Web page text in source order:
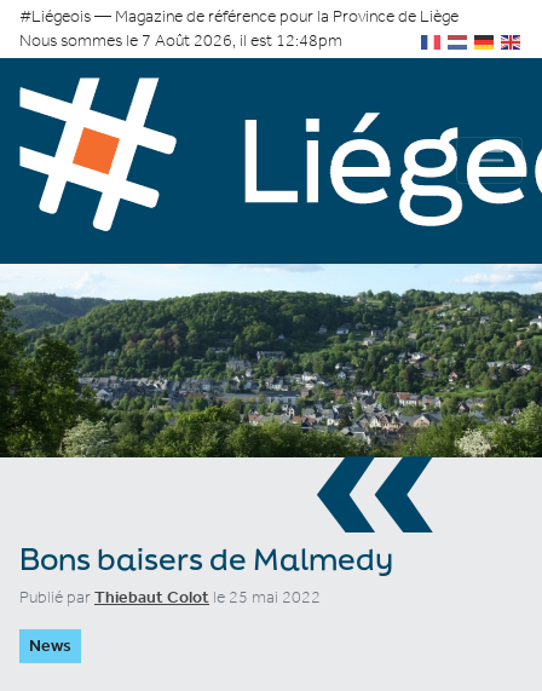
#Liégeois — Magazine de référence pour la Province de Liège
Nous sommes le 7 Août 2026, il est 12:48pm
«
Bons baisers de Malmedy
Publié parThiebaut Colot le 25 mai 2022
News